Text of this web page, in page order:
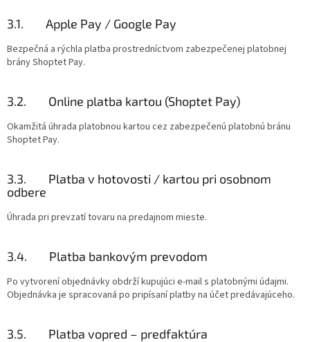
3.1. Apple Pay / Google Pay
Bezpečná a rýchla platba prostredníctvom zabezpečenej platobnej
brány Shoptet Pay.
3.2. Online platba kartou (Shoptet Pay)
Okamžitá úhrada platobnou kartou cez zabezpečenú platobnú bránu
Shoptet Pay.
3.3. Platba v hotovosti / kartou pri osobnom
odbere
Úhrada pri prevzatí tovaru na predajnom mieste.
3.4. Platba bankovým prevodom
Po vytvorení objednávky obdrží kupujúci e-mail s platobnými údajmi.
Objednávka je spracovaná po pripísaní platby na účet predávajúceho.
3.5. Platba vopred – predfaktúra